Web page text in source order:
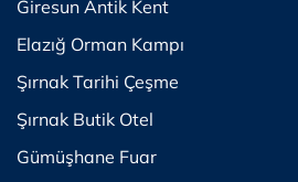
Giresun Antik Kent
Elazığ Orman Kampı
Şırnak Tarihi Çeşme
Şırnak Butik Otel
Gümüşhane Fuar